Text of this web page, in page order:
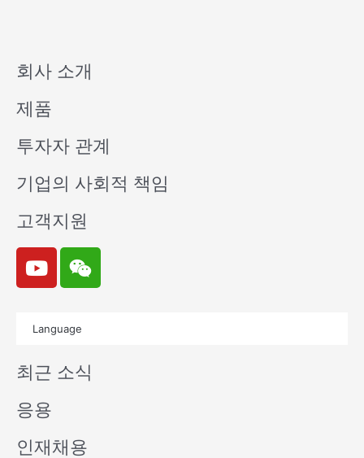
회사 소개
제품
투자자 관계
기업의 사회적 책임
고객지원
Y
o
u
e
W
e
i
n
Language
최근 소식
응용
인재채용